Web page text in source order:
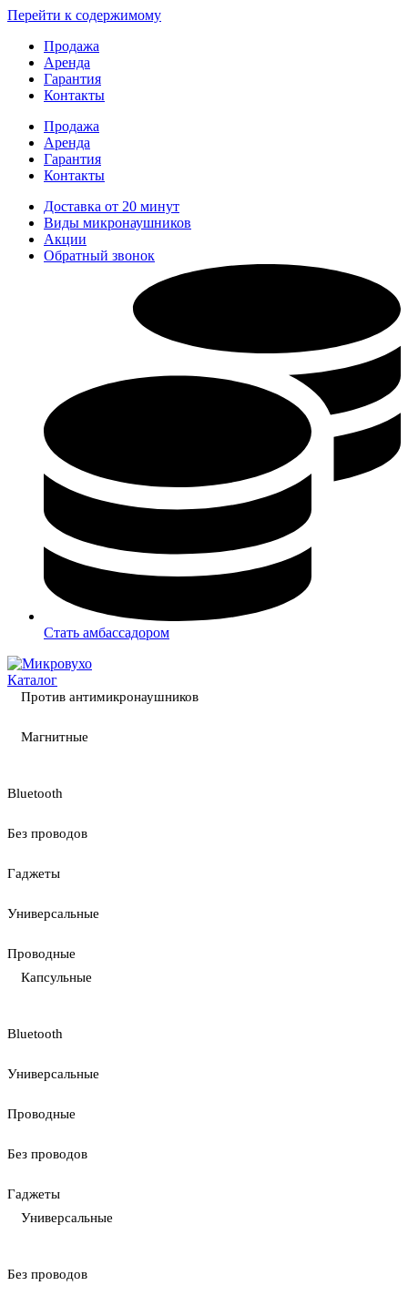
Перейти к содержимому
Продажа
Аренда
Гарантия
Контакты
Продажа
Аренда
Гарантия
Контакты
Доставка от 20 минут
Виды микронаушников
Акции
Обратный звонок
Стать амбассадором
Каталог
Против антимикронаушников
Магнитные
Bluetooth
Без проводов
Гаджеты
Универсальные
Проводные
Капсульные
Bluetooth
Универсальные
Проводные
Без проводов
Гаджеты
Универсальные
Без проводов